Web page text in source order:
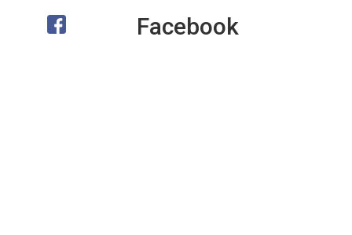
Facebook